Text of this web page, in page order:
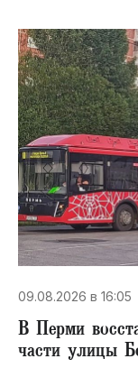
09.08.2026 в 16:05
В Перми
части улицы